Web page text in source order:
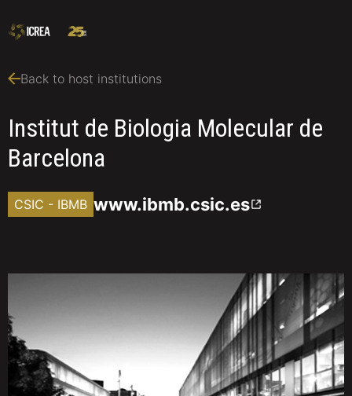
Back to host institutions
Institut de Biologia Molecular de
Barcelona
CSIC - IBMB www.ibmb.csic.es